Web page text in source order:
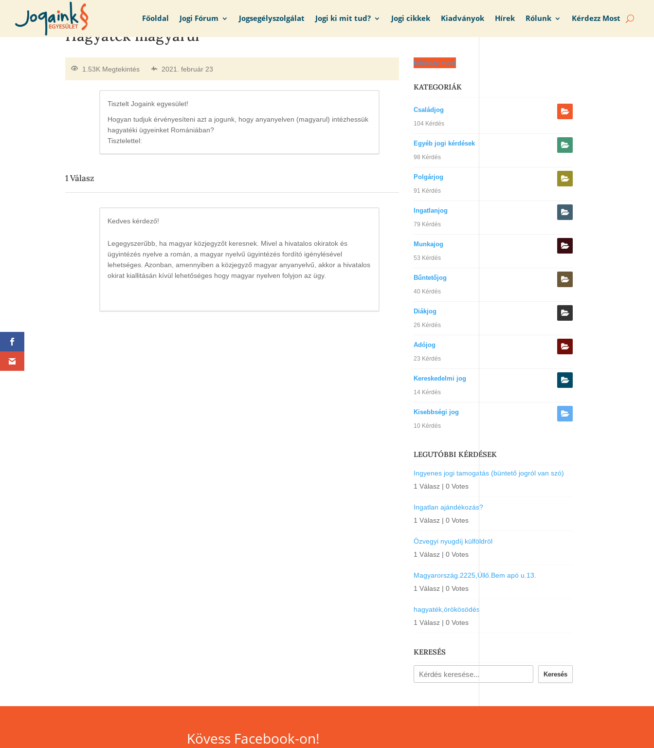
Főoldal Jogi Fórum Jogsegélyszolgálat Jogi ki mit tud? Jogi cikkek Kiadványok Hírek Rólunk Kérdezz Most
Hagyaték magyarul
1.53K Megtekintés 2021. február 23
Tisztelt Jogaink egyesület!
Hogyan tudjuk érvényesíteni azt a jogunk, hogy anyanyelven (magyarul) intézhessük
hagyatéki ügyeinket Romániában?
Tisztelettel:
1Válasz
Kedves kérdező!
Legegyszerűbb, ha magyar közjegyzőt keresnek. Mivel a hivatalos okiratok és
ügyintézés nyelve a román, a magyar nyelvű ügyintézés fordító igénylésével
lehetséges. Azonban, amennyiben a közjegyző magyar anyanyelvű, akkor a hivatalos
okirat kiallitásán kívül lehetőséges hogy magyar nyelven folyjon az ügy.
Kérdezz most
KATEGORIÁK
Családjog
104 Kérdés
Egyéb jogi kérdések
98 Kérdés
Polgárjog
91 Kérdés
Ingatlanjog
79 Kérdés
Munkajog
53 Kérdés
Bűntetőjog
40 Kérdés
Diákjog
26 Kérdés
Adójog
23 Kérdés
Kereskedelmi jog
14 Kérdés
Kisebbségi jog
10 Kérdés
LEGUTÓBBI KÉRDÉSEK
Ingyenes jogi tamogatás (büntető jogról van szó)
1 Válasz | 0 Votes
Ingatlan ajándékozás?
1 Válasz | 0 Votes
Özvegyi nyugdíj külföldröl
1 Válasz | 0 Votes
Magyarország.2225,Üllő.Bem apó u.13.
1 Válasz | 0 Votes
hagyaték,örökösödés
1 Válasz | 0 Votes
KERESÉS
Keresés
Kövess Facebook-on!